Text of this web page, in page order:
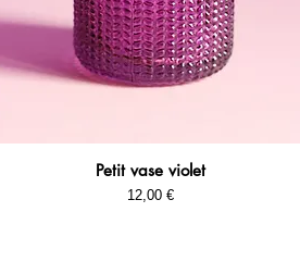
Aperçu rapide
Petit vase violet
Prix
12,00 €